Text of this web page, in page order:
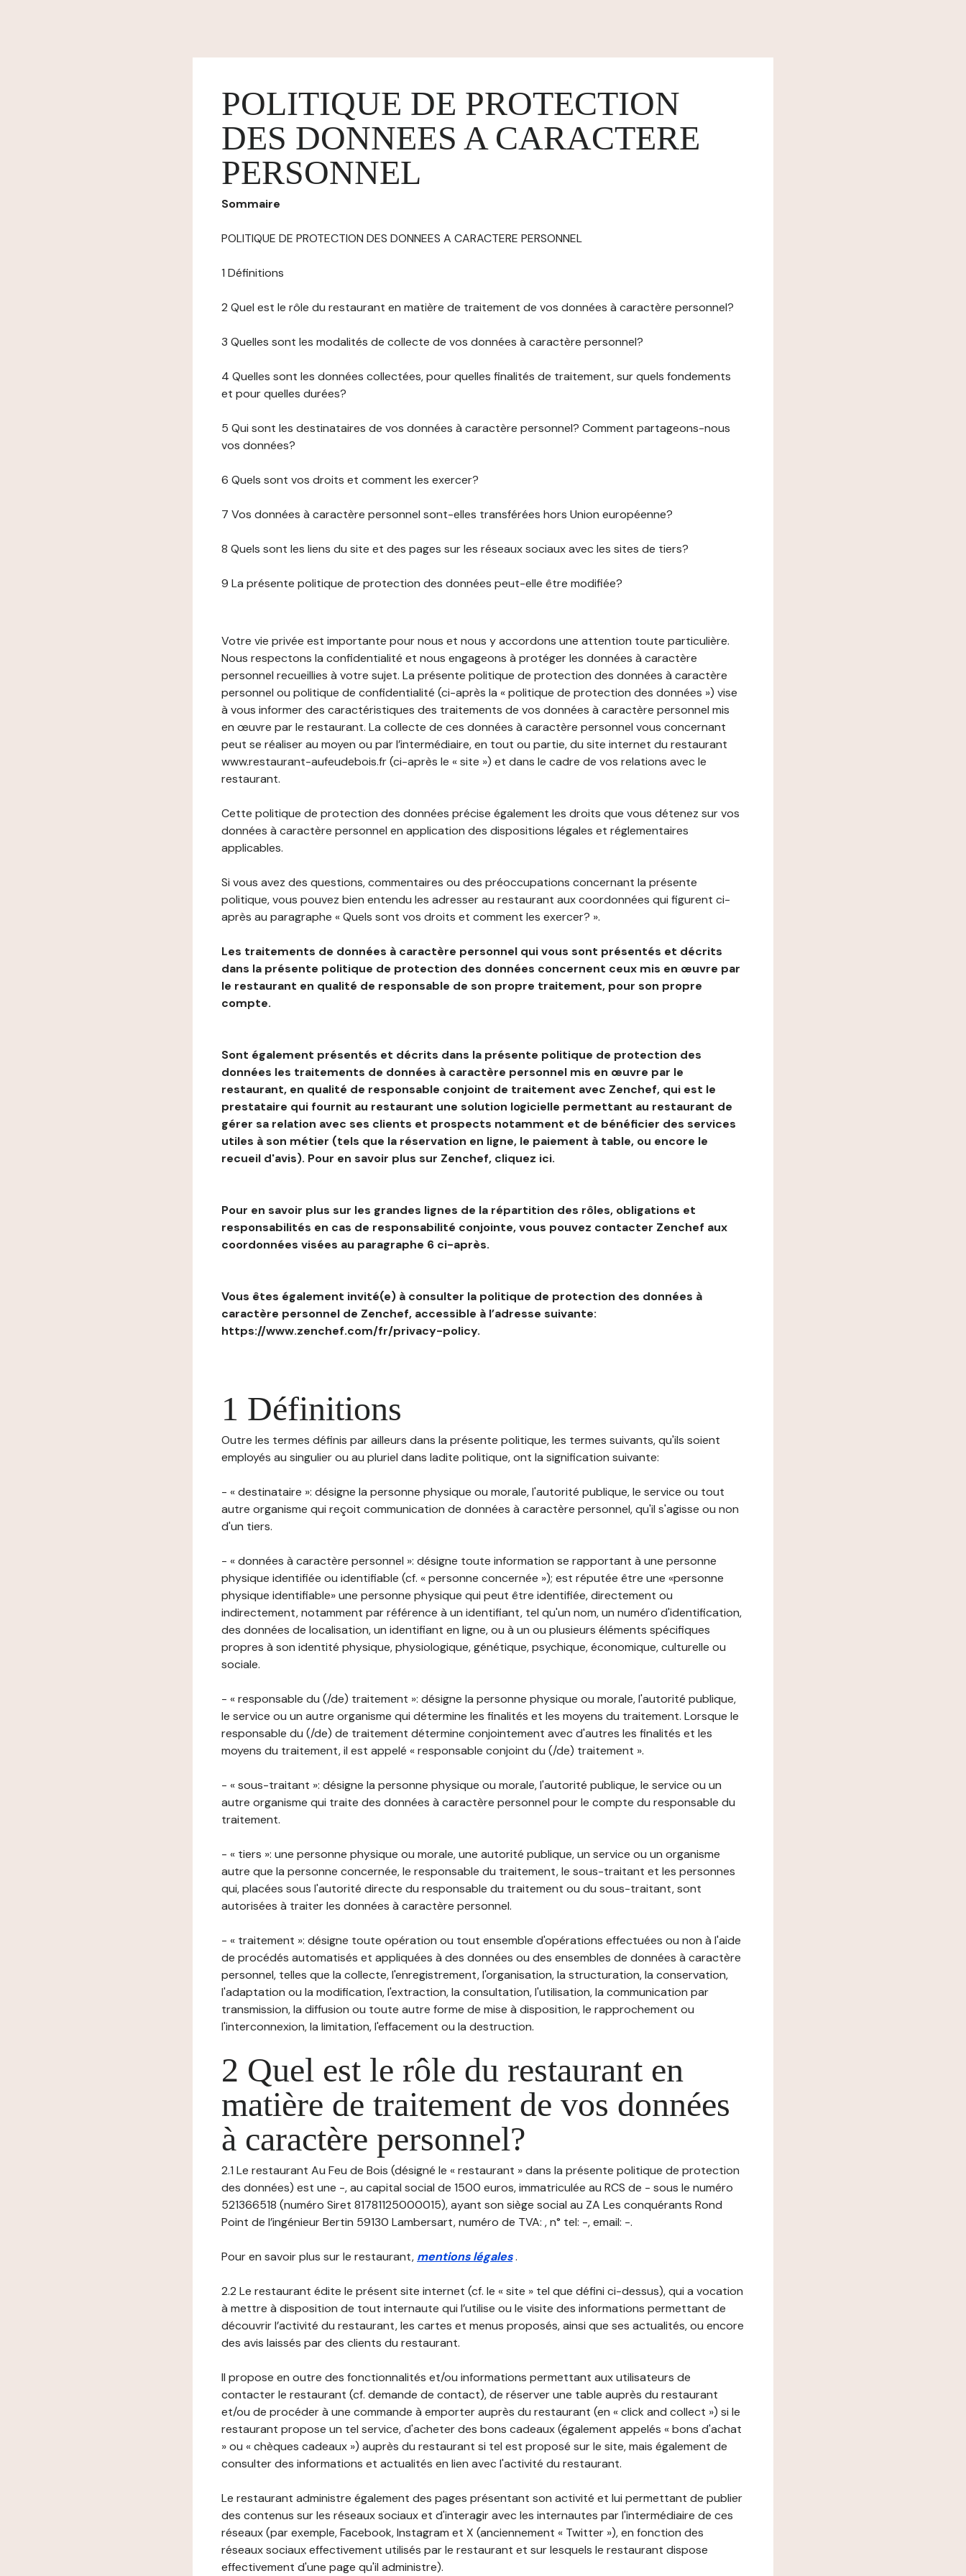
POLITIQUE DE PROTECTION
DES DONNEES A CARACTERE
PERSONNEL
Sommaire
POLITIQUE DE PROTECTION DES DONNEES A CARACTERE PERSONNEL
1 Définitions
2 Quel est le rôle du restaurant en matière de traitement de vos données à caractère personnel?
3 Quelles sont les modalités de collecte de vos données à caractère personnel?
4 Quelles sont les données collectées, pour quelles finalités de traitement, sur quels fondements
et pour quelles durées?
5 Qui sont les destinataires de vos données à caractère personnel? Comment partageons-nous
vos données?
6 Quels sont vos droits et comment les exercer?
7 Vos données à caractère personnel sont-elles transférées hors Union européenne?
8 Quels sont les liens du site et des pages sur les réseaux sociaux avec les sites de tiers?
9 La présente politique de protection des données peut-elle être modifiée?
Votre vie privée est importante pour nous et nous y accordons une attention toute particulière.
Nous respectons la confidentialité et nous engageons à protéger les données à caractère
personnel recueillies à votre sujet. La présente politique de protection des données à caractère
personnel ou politique de confidentialité (ci-après la « politique de protection des données ») vise
à vous informer des caractéristiques des traitements de vos données à caractère personnel mis
en œuvre par le restaurant. La collecte de ces données à caractère personnel vous concernant
peut se réaliser au moyen ou par l’intermédiaire, en tout ou partie, du site internet du restaurant
www.restaurant-aufeudebois.fr (ci-après le « site ») et dans le cadre de vos relations avec le
restaurant.
Cette politique de protection des données précise également les droits que vous détenez sur vos
données à caractère personnel en application des dispositions légales et réglementaires
applicables.
Si vous avez des questions, commentaires ou des préoccupations concernant la présente
politique, vous pouvez bien entendu les adresser au restaurant aux coordonnées qui figurent ci-
après au paragraphe « Quels sont vos droits et comment les exercer? ».
Les traitements de données à caractère personnel qui vous sont présentés et décrits
dans la présente politique de protection des données concernent ceux mis en œuvre par
le restaurant en qualité de responsable de son propre traitement, pour son propre
compte.
Sont également présentés et décrits dans la présente politique de protection des
données les traitements de données à caractère personnel mis en œuvre par le
restaurant, en qualité de responsable conjoint de traitement avec Zenchef, qui est le
prestataire qui fournit au restaurant une solution logicielle permettant au restaurant de
gérer sa relation avec ses clients et prospects notamment et de bénéficier des services
utiles à son métier (tels que la réservation en ligne, le paiement à table, ou encore le
recueil d'avis). Pour en savoir plus sur Zenchef, cliquez ici.
Pour en savoir plus sur les grandes lignes de la répartition des rôles, obligations et
responsabilités en cas de responsabilité conjointe, vous pouvez contacter Zenchef aux
coordonnées visées au paragraphe 6 ci-après.
Vous êtes également invité(e) à consulter la politique de protection des données à
caractère personnel de Zenchef, accessible à l’adresse suivante:
https://www.zenchef.com/fr/privacy-policy.
1 Définitions
Outre les termes définis par ailleurs dans la présente politique, les termes suivants, qu'ils soient
employés au singulier ou au pluriel dans ladite politique, ont la signification suivante:
- « destinataire »: désigne la personne physique ou morale, l'autorité publique, le service ou tout
autre organisme qui reçoit communication de données à caractère personnel, qu'il s'agisse ou non
d'un tiers.
- « données à caractère personnel »: désigne toute information se rapportant à une personne
physique identifiée ou identifiable (cf. « personne concernée »); est réputée être une «personne
physique identifiable» une personne physique qui peut être identifiée, directement ou
indirectement, notamment par référence à un identifiant, tel qu'un nom, un numéro d'identification,
des données de localisation, un identifiant en ligne, ou à un ou plusieurs éléments spécifiques
propres à son identité physique, physiologique, génétique, psychique, économique, culturelle ou
sociale.
- « responsable du (/de) traitement »: désigne la personne physique ou morale, l'autorité publique,
le service ou un autre organisme qui détermine les finalités et les moyens du traitement. Lorsque le
responsable du (/de) de traitement détermine conjointement avec d'autres les finalités et les
moyens du traitement, il est appelé « responsable conjoint du (/de) traitement ».
- « sous-traitant »: désigne la personne physique ou morale, l'autorité publique, le service ou un
autre organisme qui traite des données à caractère personnel pour le compte du responsable du
traitement.
- « tiers »: une personne physique ou morale, une autorité publique, un service ou un organisme
autre que la personne concernée, le responsable du traitement, le sous-traitant et les personnes
qui, placées sous l'autorité directe du responsable du traitement ou du sous-traitant, sont
autorisées à traiter les données à caractère personnel.
- « traitement »: désigne toute opération ou tout ensemble d'opérations effectuées ou non à l'aide
de procédés automatisés et appliquées à des données ou des ensembles de données à caractère
personnel, telles que la collecte, l'enregistrement, l'organisation, la structuration, la conservation,
l'adaptation ou la modification, l'extraction, la consultation, l'utilisation, la communication par
transmission, la diffusion ou toute autre forme de mise à disposition, le rapprochement ou
l'interconnexion, la limitation, l'effacement ou la destruction.
2 Quel est le rôle du restaurant en
matière de traitement de vos données
à caractère personnel?
2.1 Le restaurant Au Feu de Bois (désigné le « restaurant » dans la présente politique de protection
des données) est une -, au capital social de 1500 euros, immatriculée au RCS de - sous le numéro
521366518 (numéro Siret 81781125000015), ayant son siège social au ZA Les conquérants Rond
Point de l’ingénieur Bertin 59130 Lambersart, numéro de TVA: , n° tel: -, email: -.
Pour en savoir plus sur le restaurant, mentions légales.
2.2 Le restaurant édite le présent site internet (cf. le « site » tel que défini ci-dessus), qui a vocation
à mettre à disposition de tout internaute qui l’utilise ou le visite des informations permettant de
découvrir l’activité du restaurant, les cartes et menus proposés, ainsi que ses actualités, ou encore
des avis laissés par des clients du restaurant.
Il propose en outre des fonctionnalités et/ou informations permettant aux utilisateurs de
contacter le restaurant (cf. demande de contact), de réserver une table auprès du restaurant
et/ou de procéder à une commande à emporter auprès du restaurant (en « click and collect ») si le
restaurant propose un tel service, d'acheter des bons cadeaux (également appelés « bons d'achat
» ou « chèques cadeaux ») auprès du restaurant si tel est proposé sur le site, mais également de
consulter des informations et actualités en lien avec l'activité du restaurant.
Le restaurant administre également des pages présentant son activité et lui permettant de publier
des contenus sur les réseaux sociaux et d'interagir avec les internautes par l'intermédiaire de ces
réseaux (par exemple, Facebook, Instagram et X (anciennement « Twitter »), en fonction des
réseaux sociaux effectivement utilisés par le restaurant et sur lesquels le restaurant dispose
effectivement d'une page qu'il administre).